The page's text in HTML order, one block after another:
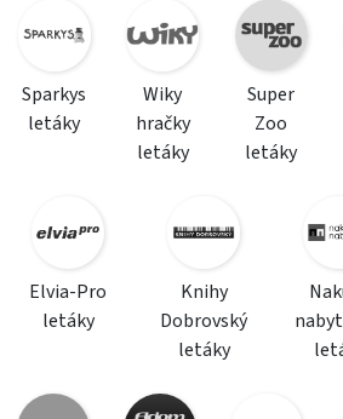
Sparkys
letáky
Wiky
hračky
letáky
Super
Zoo
letáky
Elvia-Pro
letáky
Knihy
Dobrovský
letáky